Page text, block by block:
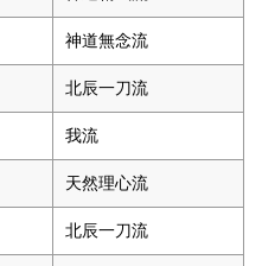
神道無念流
北辰一刀流
我流
天然理心流
北辰一刀流